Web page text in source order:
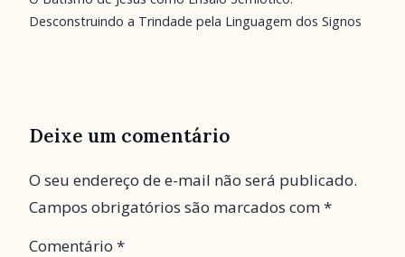
Desconstruindo a Trindade pela Linguagem dos Signos
Deixe um comentário
O seu endereço de e-mail não será publicado.
Campos obrigatórios são marcados com*
Comentário *